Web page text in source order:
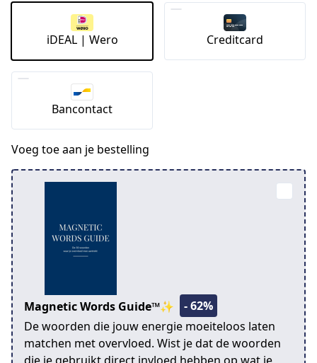
iDEAL | Wero Creditcard
Bancontact
Voeg toe aan je bestelling
Magnetic Words Guide™✨
- 62%
De woorden die jouw energie moeiteloos laten
matchen met overvloed. Wist je dat de woorden